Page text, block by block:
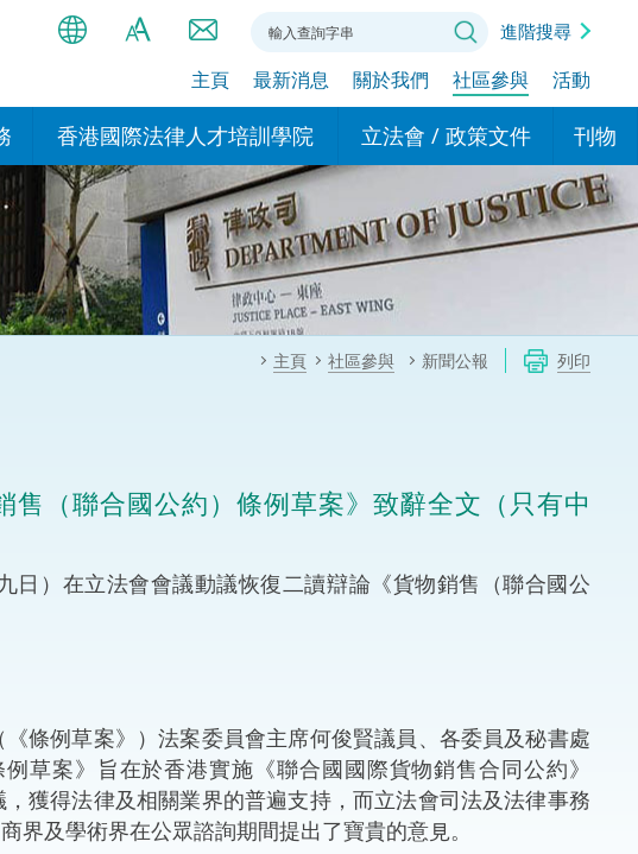
简
EN
Bahasa Indonesia (印尼語)
हिन्दी (印度語)
नेपाली (尼泊爾語)
اردو (烏爾都語)
Tiếng Việt (越南語)
A
A
進階搜尋
主頁 最新消息 關於我們 社區參與 活動
機構在香港設立辦事
香港國際法律人才培訓學院
我們的學院
我們的專家委員會
我們的辦公室
我們的培訓課程和能力建設項
立法會 / 政策文件
現行政策措施
政策文件
特別財務委員會
刊物
基本
民事
國際
法律
相互
一般
主頁 社區參與 新聞公報 列印
（聯合國公約）條例草案》致辭全文（只有中
）在立法會會議動議恢復二讀辯論《貨物銷售（聯合國公
例草案》）法案委員會主席何俊賢議員、各委員及秘書處
草案》旨在於香港實施《聯合國國際貨物銷售合同公約》
獲得法律及相關業界的普遍支持，而立法會司法及法律事務
及學術界在公眾諮詢期間提出了寶貴的意見。